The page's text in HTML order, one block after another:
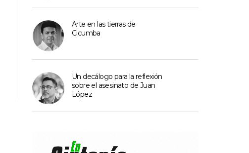
Arte en las tierras de
Cicumba
Un decálogo para la reflexión
sobre el asesinato de Juan
López